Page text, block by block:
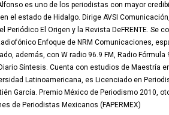
es uno de los periodistas con mayor
el estado de Hidalgo. Dirige AVSI
Periódico El Origen y la Revista DeFRENTE. Se
Enfoque de NRM Comunicaciones,
además, con W radio 96.9 FM, Radio Fórmula
Síntesis. Cuenta con estudios de Maestría
Latinoamericana, es Licenciado en
García. Premio México de Periodismo 2010,
de Periodistas Mexicanos (FAPERMEX)